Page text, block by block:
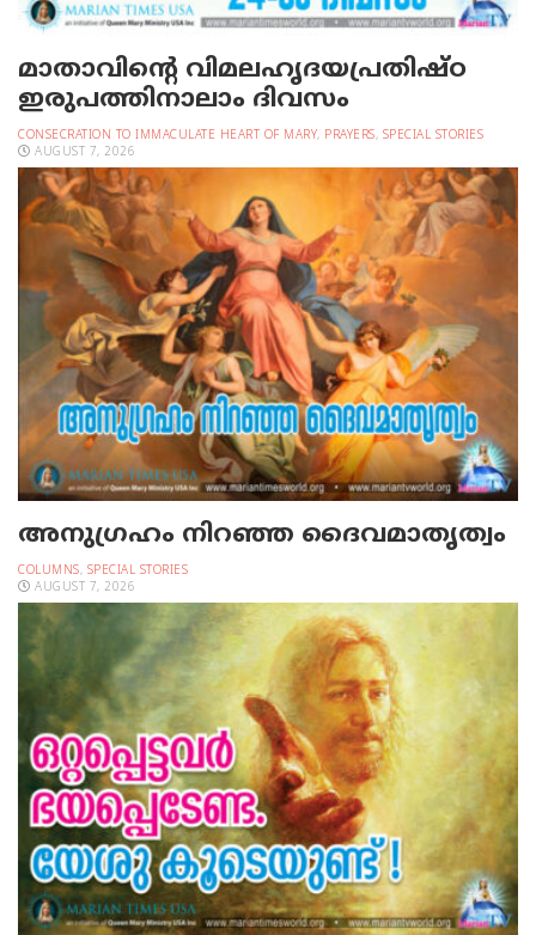
മാതാവിന്റെ വിമലഹൃദയപ്രതിഷ്ഠ
ഇരുപത്തിനാലാം ദിവസം
CONSECRATION TO IMMACULATE HEART OF MARY, PRAYERS, SPECIAL STORIES
AUGUST 7, 2026
അനുഗ്രഹം നിറഞ്ഞ ദൈവമാതൃത്വം
COLUMNS, SPECIAL STORIES
AUGUST 7, 2026